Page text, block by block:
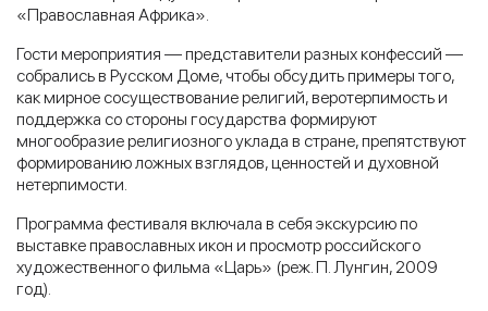
«Православная Африка».
Гости мероприятия — представители разных конфессий —
собрались в Русском Доме, чтобы обсудить примеры того,
как мирное сосуществование религий, веротерпимость и
поддержка со стороны государства формируют
многообразие религиозного уклада в стране, препятствуют
формированию ложных взглядов, ценностей и духовной
нетерпимости.
Программа фестиваля включала в себя экскурсию по
выставке православных икон и просмотр российского
художественного фильма «Царь» (реж. П. Лунгин, 2009
год).